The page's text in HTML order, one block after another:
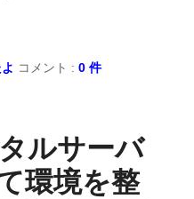
コメント : 0 件
ルサーバ
環境を整